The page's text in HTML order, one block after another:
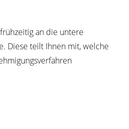
an die untere
Diese teilt Ihnen mit, welche